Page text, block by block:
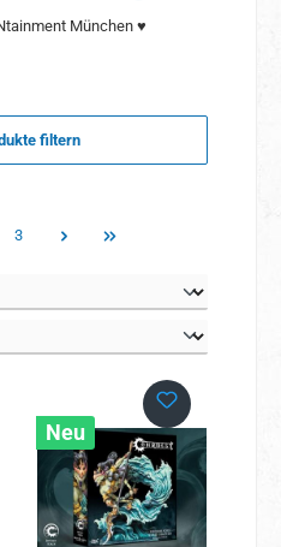
München ♥
filtern
Seite
3
Neu